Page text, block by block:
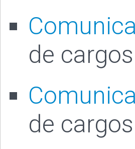
de cargos
de cargos